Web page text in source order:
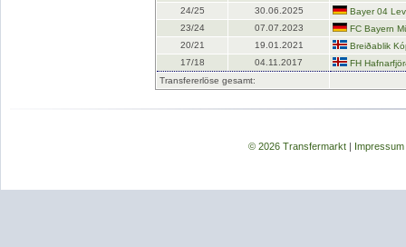
24/25
30.06.2025
Bayer 04
23/24
07.07.2023
FC Bayern
20/21
19.01.2021
Breiðablik
17/18
04.11.2017
FH
Transfererlöse gesamt:
© 2026 Transfermarkt| Impressum